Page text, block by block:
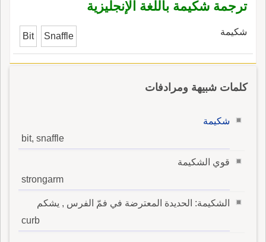
ترجمة شكيمة باللغة الإنجليزية
شكيمة Bit Snaffle
كلمات شبيهة ومرادفات
شكيمة
bit, snaffle
قوي الشكيمة
strongarm
الشكيمة: الحديدة المعترضة في فمّ الفرس , يشكم
curb